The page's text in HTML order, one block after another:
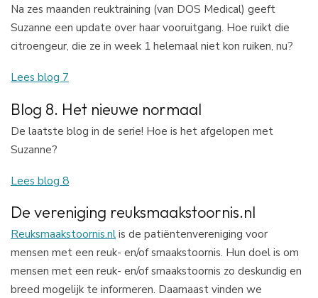
Na zes maanden reuktraining (van DOS Medical) geeft
Suzanne een update over haar vooruitgang. Hoe ruikt die
citroengeur, die ze in week 1 helemaal niet kon ruiken, nu?
Lees blog 7
Blog 8. Het nieuwe normaal
De laatste blog in de serie! Hoe is het afgelopen met
Suzanne?
Lees blog 8
De vereniging reuksmaakstoornis.nl
Reuksmaakstoornis.nlis de patiëntenvereniging voor
mensen met een reuk- en/of smaakstoornis. Hun doel is om
mensen met een reuk- en/of smaakstoornis zo deskundig en
breed mogelijk te informeren. Daarnaast vinden we